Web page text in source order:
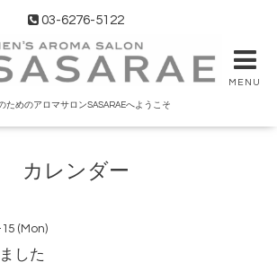
03-6276-5122
MENU
ためのアロマサロンSASARAEへようこそ
カレンダー
(Mon)
した